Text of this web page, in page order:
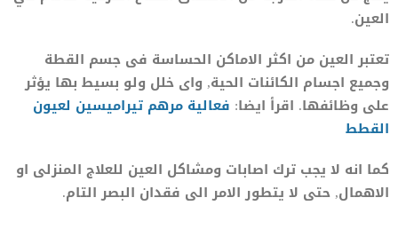
العين.
تعتبر العين من اكثر الاماكن الحساسة فى جسم القطة
وجميع اجسام الكائنات الحية, واى خلل ولو بسيط بها يؤثر
على وظائفها. اقرأ ايضا: فعالية مرهم تيراميسين لعيون
القطط
كما انه لا يجب ترك اصابات ومشاكل العين للعلاج المنزلى او
الاهمال, حتى لا يتطور الامر الى فقدان البصر التام.